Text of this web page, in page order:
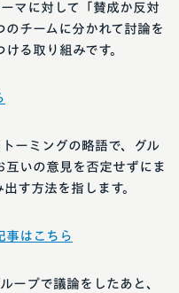
マに対して「賛成か反対
チームに分かれて討論を
る取り組みです。
ーミングの略語で、グル
いの意見を否定せずにま
す方法を指します。
事はこちら
ープで議論をしたあと、